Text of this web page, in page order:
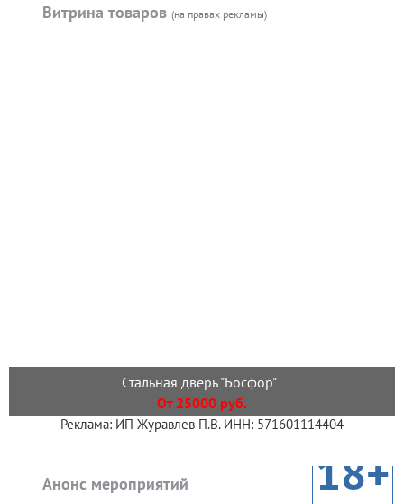
Витрина товаров (на правах рекламы)
Стальная дверь "Босфор"
От 25000 руб.
Реклама: ИП Журавлев П.В. ИНН: 571601114404
Анонс мероприятий 18+